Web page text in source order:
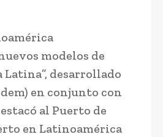
modelos de
desarrollado
en conjunto con
al Puerto de
en Latinoamérica